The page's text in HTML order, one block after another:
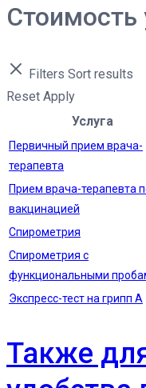
Стоимость
Filters Sort results
Reset Apply
Услуга
Первичный прием врача-
терапевта
Прием врача-терапевта
вакцинацией
Спирометрия
Спирометрия с
функциональными
Экспресс-тест на грипп А
Также